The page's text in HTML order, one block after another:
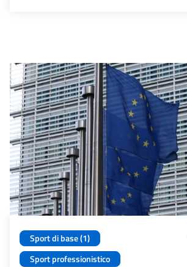
Sport di base (1)
Sport professionistico